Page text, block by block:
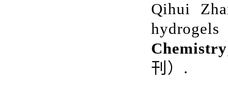
Qihui
Chemistry
刊）.